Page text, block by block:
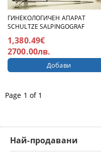
ГИНЕКОЛОГИЧЕН АПАРАТ
SCHULTZE SALPINGOGRAF
1,380.49€
2700.00лв.
Page 1 of 1
Най-продавани